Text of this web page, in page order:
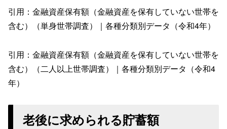
引用：金融資産保有額（金融資産を保有していない世帯を
含む）（単身世帯調査）｜各種分類別データ（令和4年）
引用：金融資産保有額（金融資産を保有していない世帯を
含む）（二人以上世帯調査）｜各種分類別データ（令和4
年）
老後に求められる貯蓄額